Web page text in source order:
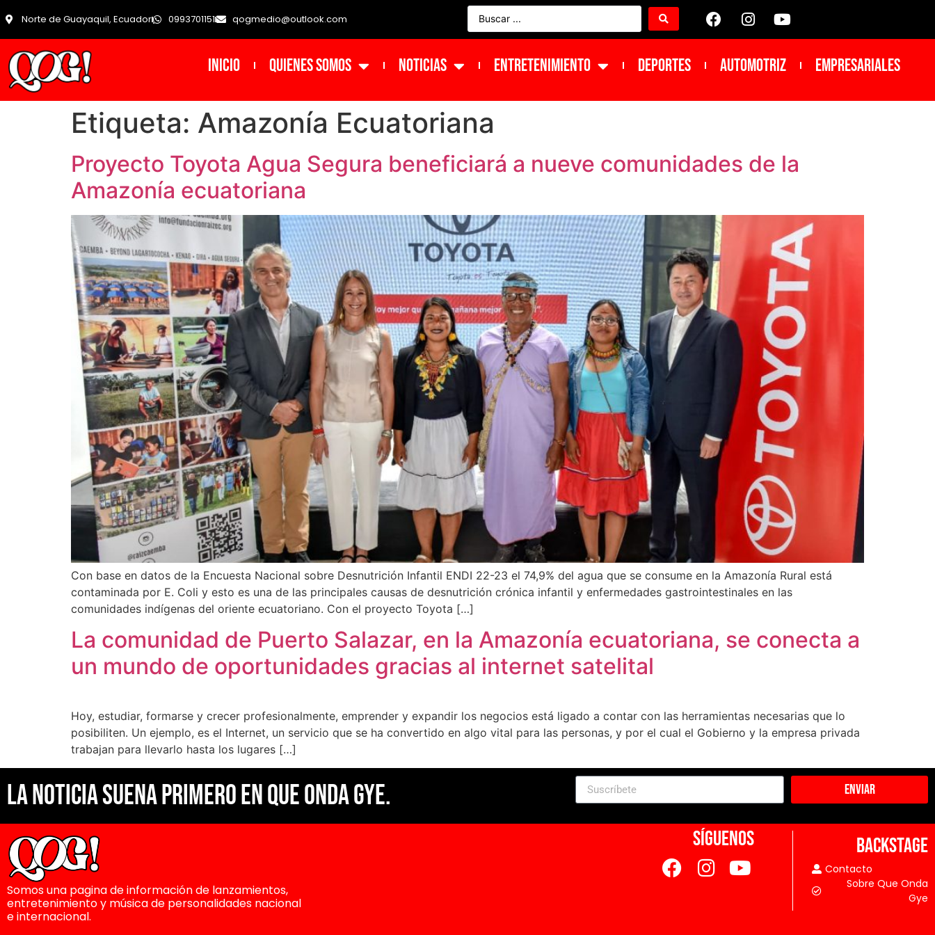
Norte de Guayaquil, Ecuador 0993701151 qogmedio@outlook.com
INICIO Quienes Somos NOTICIAS ENTRETENIMIENTO DEPORTES Automotriz Empresariales
Etiqueta: Amazonía Ecuatoriana
Proyecto Toyota Agua Segura beneficiará a nueve comunidades de la
Amazonía ecuatoriana
Con base en datos de la Encuesta Nacional sobre Desnutrición Infantil ENDI 22-23 el 74,9% del agua que se consume en la Amazonía Rural está
contaminada por E. Coli y esto es una de las principales causas de desnutrición crónica infantil y enfermedades gastrointestinales en las
comunidades indígenas del oriente ecuatoriano. Con el proyecto Toyota […]
La comunidad de Puerto Salazar, en la Amazonía ecuatoriana, se conecta a
un mundo de oportunidades gracias al internet satelital
Hoy, estudiar, formarse y crecer profesionalmente, emprender y expandir los negocios está ligado a contar con las herramientas necesarias que lo
posibiliten. Un ejemplo, es el Internet, un servicio que se ha convertido en algo vital para las personas, y por el cual el Gobierno y la empresa privada
trabajan para llevarlo hasta los lugares […]
La noticia suena primero en Que Onda Gye. Enviar
Somos una pagina de información de lanzamientos,
entretenimiento y música de personalidades nacional
e internacional.
SÍGUENOS BACKSTAGE
Contacto
Sobre Que Onda
Gye